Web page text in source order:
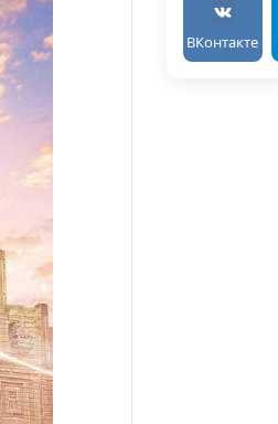
ВКонтакте